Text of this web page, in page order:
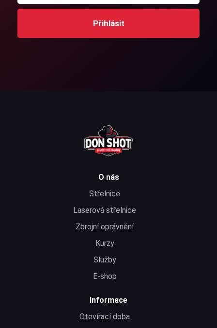
Přihlásit
O nás
Střelnice
Laserová střelnice
Zbrojní oprávnění
Kurzy
Služby
E-shop
Informace
Otevírací doba